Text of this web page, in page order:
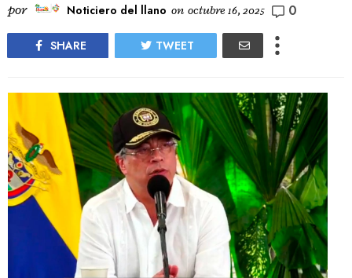
por Noticiero del llano on octubre 16, 2025 0
SHARE TWEET